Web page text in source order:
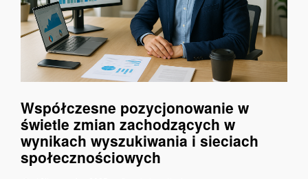
Współczesne pozycjonowanie w
świetle zmian zachodzących w
wynikach wyszukiwania i sieciach
społecznościowych